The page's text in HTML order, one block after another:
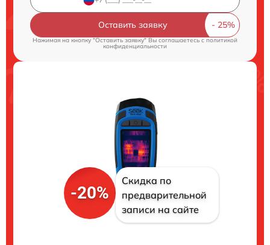
Оставить заявку
Нажимая на кнопку "Оставить заявку" Вы соглашаетесь cполитикой
конфиденциальности
-20%
Скидка по
предварительной
записи на сайте